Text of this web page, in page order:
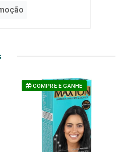
COMPRE E GANHE